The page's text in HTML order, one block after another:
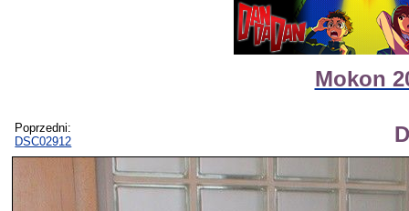
Mokon
Poprzedni:
DSC02912